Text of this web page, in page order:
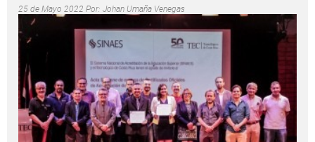
25 de Mayo 2022 Por: Johan Umaña Venegas